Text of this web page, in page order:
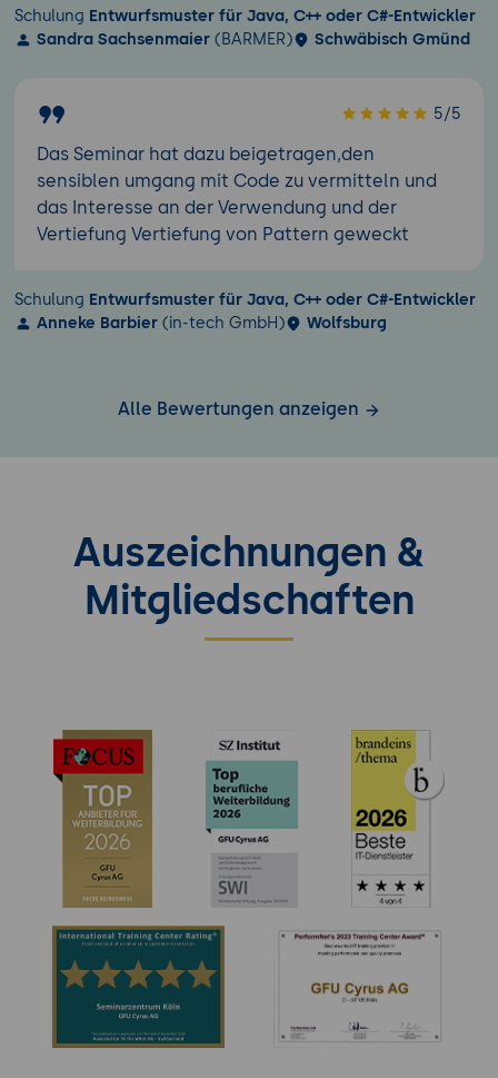
Schulung Entwurfsmuster für Java, C++ oder C#-Entwickler
Sandra Sachsenmaier (BARMER) Schwäbisch Gmünd
5/5
Das Seminar hat dazu beigetragen,den
sensiblen umgang mit Code zu vermitteln und
das Interesse an der Verwendung und der
Vertiefung Vertiefung von Pattern geweckt
Schulung Entwurfsmuster für Java, C++ oder C#-Entwickler
Anneke Barbier (in-tech GmbH) Wolfsburg
Alle Bewertungen anzeigen
Auszeichnungen &
Mitgliedschaften